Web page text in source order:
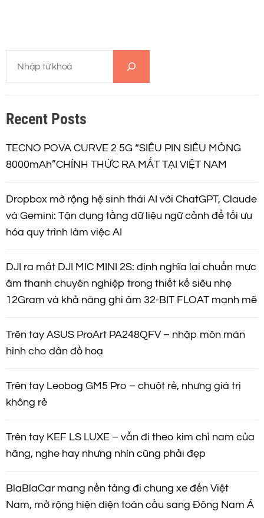
â
t
r
a
n
g
à
i
v
i
ế
t
m
i
m
Recent Posts
TECNO POVA CURVE 2 5G “SIÊU PIN SIÊU MỎNG
8000mAh”CHÍNH THỨC RA MẮT TẠI VIỆT NAM
Dropbox mở rộng hệ sinh thái AI với ChatGPT, Claude
và Gemini: Tận dụng tầng dữ liệu ngữ cảnh để tối ưu
hóa quy trình làm việc AI
DJI ra mắt DJI MIC MINI 2S: định nghĩa lại chuẩn mực
âm thanh chuyên nghiệp trong thiết kế siêu nhẹ
12Gram và khả năng ghi âm 32-BIT FLOAT mạnh mẽ
Trên tay ASUS ProArt PA248QFV – nhập môn màn
hình cho dân đồ hoạ
Trên tay Leobog GM5 Pro – chuột rẻ, nhưng giá trị
không rẻ
Trên tay KEF LS LUXE – vẫn đi theo kim chỉ nam của
hãng, nghe hay nhưng nhìn cũng phải đẹp
BlaBlaCar mang nền tảng đi chung xe đến Việt
Nam, mở rộng hiện diện toàn cầu sang Đông Nam Á